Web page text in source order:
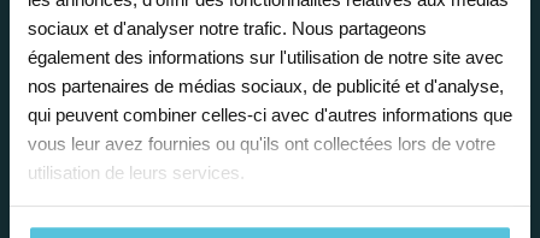
sociaux et d'analyser notre trafic. Nous partageons
également des informations sur l'utilisation de notre site avec
nos partenaires de médias sociaux, de publicité et d'analyse,
qui peuvent combiner celles-ci avec d'autres informations que
vous leur avez fournies ou qu'ils ont collectées lors de votre
utilisation de leurs services.
Enseignez près de chez vous, selon
vos horaires
Afin de garantir le meilleur
accompagnement, nous organisons votre
emploi du temps en fonction de votre profil,